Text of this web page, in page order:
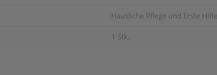
Häusliche Pflege und Erste Hilfe
1 Stk.